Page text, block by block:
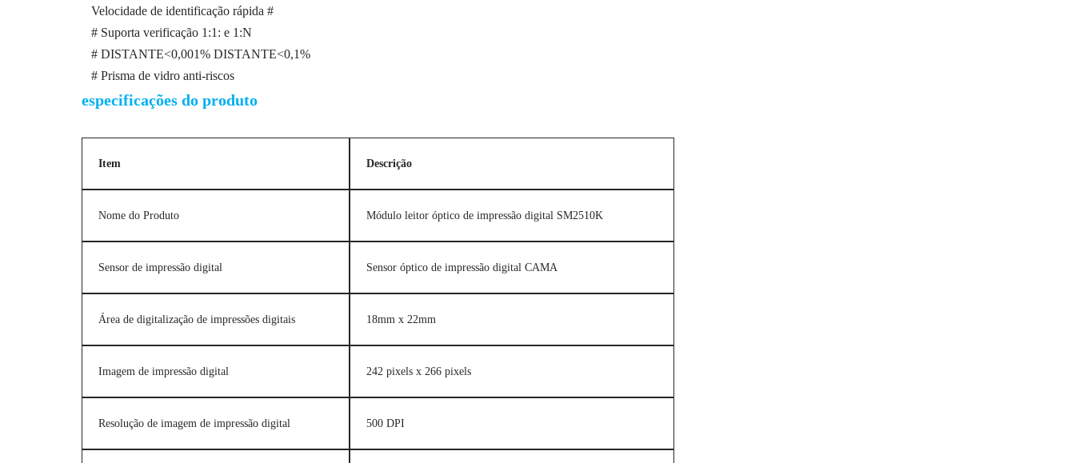
Velocidade de identificação rápida #
# Suporta verificação 1:1: e 1:N
# DISTANTE<0,001% DISTANTE<0,1%
# Prisma de vidro anti-riscos
especificações do produto
Item Descrição
Nome do Produto Módulo leitor óptico de impressão digital SM2510K
Sensor de impressão digital Sensor óptico de impressão digital CAMA
Área de digitalização de impressões digitais 18mm x 22mm
Imagem de impressão digital 242 pixels x 266 pixels
Resolução de imagem de impressão digital 500 DPI